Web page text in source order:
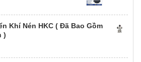
Khí Nén HKC ( Đã Bao Gồm
)